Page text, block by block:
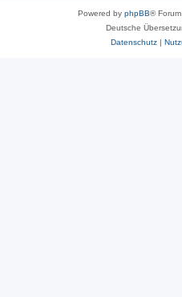
Powered by phpBB®
Deutsche
Datenschutz|